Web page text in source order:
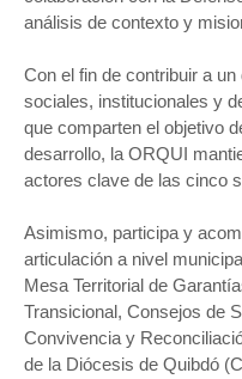
análisis de contexto y
Con el fin de contribuir a
sociales, institucionales y
que comparten el objetivo
desarrollo, la ORQUI
actores clave de las cinco
Asimismo, participa y
articulación a nivel
Mesa Territorial de
Transicional, Consejos de
Convivencia y
de la Diócesis de Quibdó